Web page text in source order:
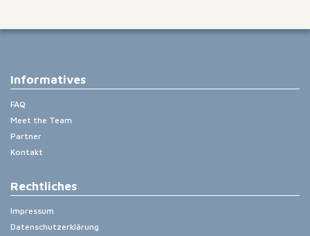
Informatives
FAQ
Meet the Team
Partner
Kontakt
Rechtliches
Impressum
Datenschutzerklärung